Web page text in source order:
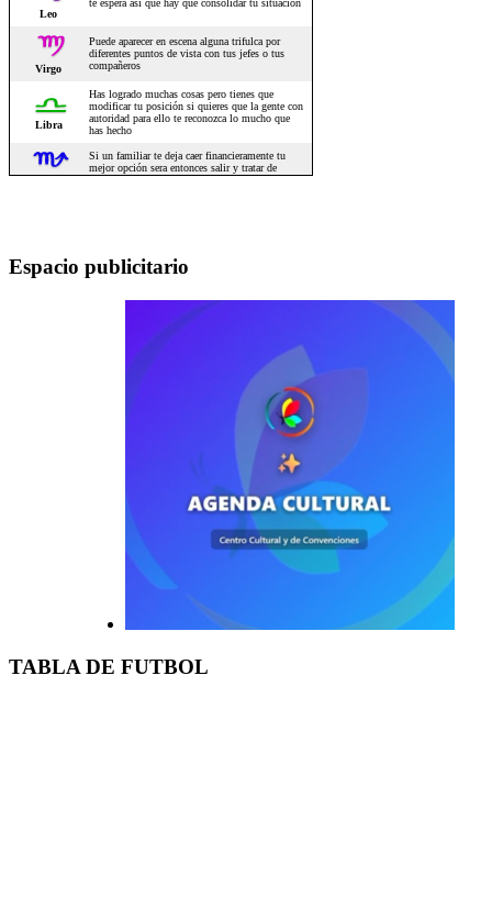
Espacio publicitario
TABLA DE FUTBOL